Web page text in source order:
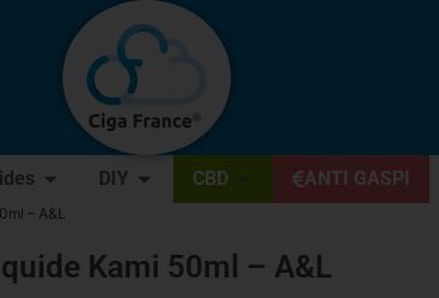
DIY CBD ANTI GASPI
– A&L
Kami 50ml – A&L